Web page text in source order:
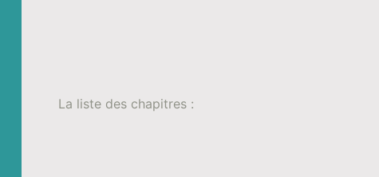
La liste des chapitres :